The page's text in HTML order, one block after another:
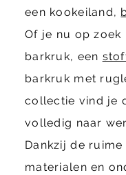
een kookeiland,
Of je nu op zoek
barkruk, een
barkruk met
collectie vind je
volledig naar
Dankzij de
materialen en